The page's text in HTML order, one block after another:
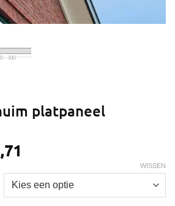
platpaneel
tot
€205,71
WISSEN